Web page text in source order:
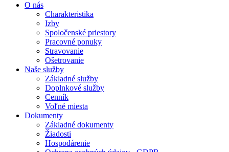
O nás
Charakteristika
Izby
Spoločenské priestory
Pracovné ponuky
Stravovanie
Ošetrovanie
Naše služby
Základné služby
Doplnkové služby
Cenník
Voľné miesta
Dokumenty
Základné dokumenty
Žiadosti
Hospodárenie